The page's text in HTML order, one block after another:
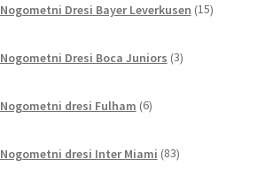
Nogometni Dresi Bayer Leverkusen 15izdelkov
Nogometni Dresi Boca Juniors 3izdelki
Nogometni dresi Fulham 6izdelkov
Nogometni dresi Inter Miami 83izdelkov